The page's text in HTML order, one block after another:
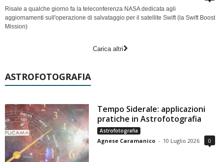
Risale a qualche giorno fa la teleconferenza NASA dedicata agli
aggiornamenti sull'operazione di salvataggio per il satellite Swift (la Swift Boost
Mission)
Carica altri
ASTROFOTOGRAFIA
Tempo Siderale: applicazioni
pratiche in Astrofotografia
Astrofotografia
Agnese Caramanico - 10 Luglio 2026 0